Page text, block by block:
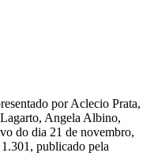
por Aclecio Prata,
Angela Albino,
do dia 21 de novembro,
publicado pela